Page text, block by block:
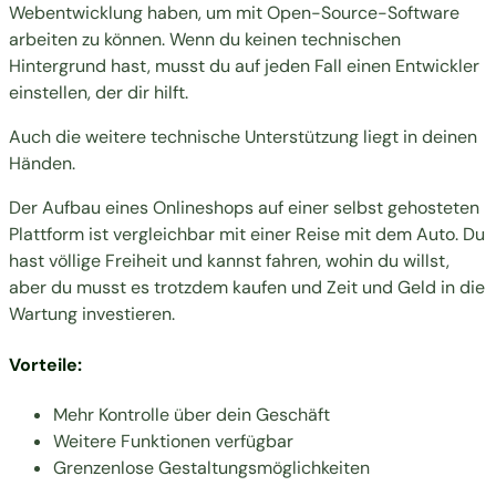
Webentwicklung haben, um mit Open-Source-Software
arbeiten zu können. Wenn du keinen technischen
Hintergrund hast, musst du auf jeden Fall einen Entwickler
einstellen, der dir hilft.
Auch die weitere technische Unterstützung liegt in deinen
Händen.
Der Aufbau eines Onlineshops auf einer selbst gehosteten
Plattform ist vergleichbar mit einer Reise mit dem Auto. Du
hast völlige Freiheit und kannst fahren, wohin du willst,
aber du musst es trotzdem kaufen und Zeit und Geld in die
Wartung investieren.
Vorteile:
Mehr Kontrolle über dein Geschäft
Weitere Funktionen verfügbar
Grenzenlose Gestaltungsmöglichkeiten